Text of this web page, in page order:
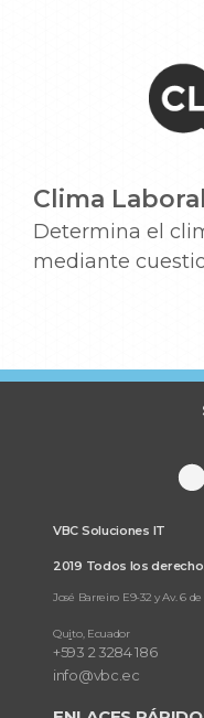
Clima Laboral
Determina el
mediante
VBC Soluciones IT
2019 Todos los
José Barreiro E9-32 y Av. 6
Quito, Ecuador
+593 2 3284 186
info@vbc.ec